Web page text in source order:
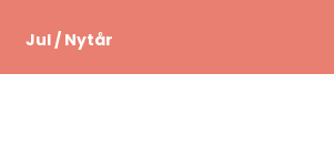
Jul / Nytår